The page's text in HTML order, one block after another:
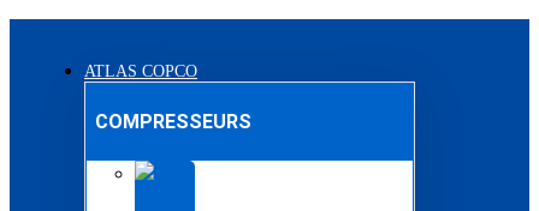
ATLAS COPCO
COMPRESSEURS